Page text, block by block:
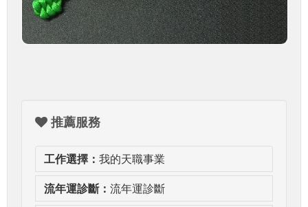
推薦服務
工作選擇： 我的天職事業
流年運診斷： 流年運診斷